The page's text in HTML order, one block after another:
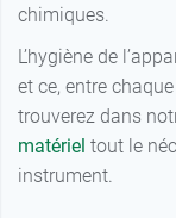
chimiques.
L’hygiène de
et ce, entre
trouverez dans
matériel tout le
instrument.